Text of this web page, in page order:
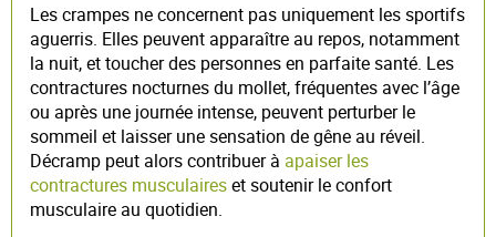
Les crampes ne concernent pas uniquement les sportifs
aguerris. Elles peuvent apparaître au repos, notamment
la nuit, et toucher des personnes en parfaite santé. Les
contractures nocturnes du mollet, fréquentes avec l’âge
ou après une journée intense, peuvent perturber le
sommeil et laisser une sensation de gêne au réveil.
Décramp peut alors contribuer à apaiser les
contractures musculaireset soutenir le confort
musculaire au quotidien.